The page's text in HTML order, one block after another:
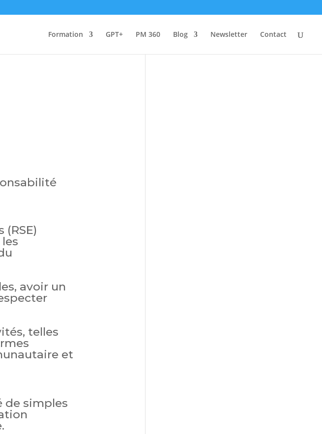
Formation GPT+ PM 360 Blog Newsletter Contact
avoir un
telles
et
de simples